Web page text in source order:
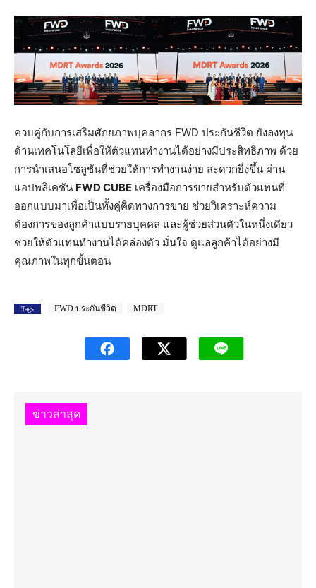
ควบคู่กับการเสริมศักยภาพบุคลากร FWD ประกันชีวิต ยังลงทุน
ด้านเทคโนโลยีเพื่อให้ตัวแทนทำงานได้อย่างมีประสิทธิภาพ ด้วย
การนำเสนอโซลูชันที่ช่วยให้การทำงานง่าย สะดวกยิ่งขึ้น ผ่าน
แอปพลิเคชัน FWD CUBE เครื่องมือการขายสำหรับตัวแทนที่
ออกแบบมาเพื่อเป็นทั้งคู่คิดทางการขาย ช่วยวิเคราะห์ความ
ต้องการของลูกค้าแบบรายบุคคล และผู้ช่วยส่วนตัวในหนึ่งเดียว
ช่วยให้ตัวแทนทำงานได้คล่องตัว มั่นใจ ดูแลลูกค้าได้อย่างมี
คุณภาพในทุกขั้นตอน
Tags FWD ประกันชีวิต MDRT
ข่าวล่าสุด